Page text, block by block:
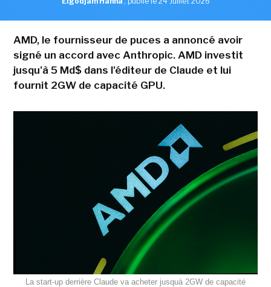
AMD, le fournisseur de puces a annoncé avoir
signé un accord avec Anthropic. AMD investit
jusqu'à 5 Md$ dans l'éditeur de Claude et lui
fournit 2GW de capacité GPU.
La start-up derrière Claude va acheter jusquà 2GW de capacité